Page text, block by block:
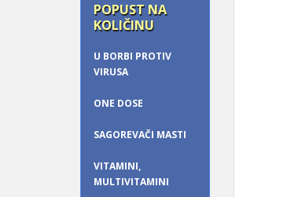
POPUST NA
KOLIČINU
U BORBI PROTIV
VIRUSA
ONE DOSE
SAGOREVAČI MASTI
VITAMINI,
MULTIVITAMINI